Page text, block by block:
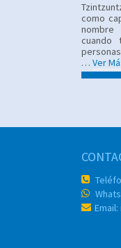
como
nombre
cuando
… Ver
Email: